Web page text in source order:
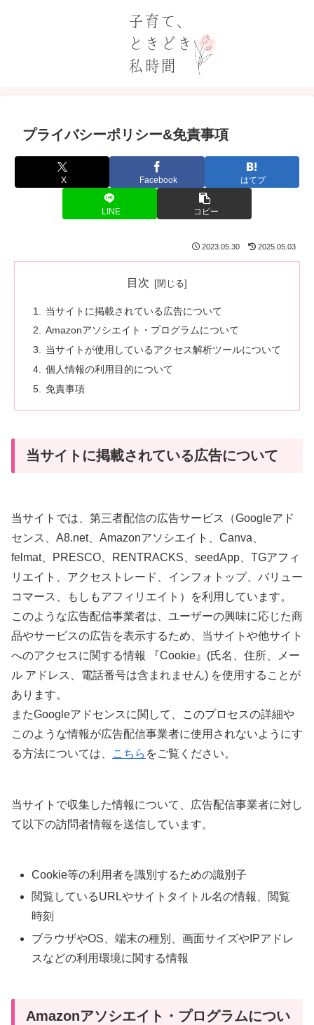
プライバシーポリシー&免責事項
X Facebook はてブ
LINE コピー
2023.05.30 2025.05.03
目次
当サイトに掲載されている広告について
Amazonアソシエイト・プログラムについて
当サイトが使用しているアクセス解析ツールについて
個人情報の利用目的について
免責事項
当サイトに掲載されている広告について
当サイトでは、第三者配信の広告サービス（Googleアド
センス、A8.net、Amazonアソシエイト、Canva、
felmat、PRESCO、RENTRACKS、seedApp、TGアフィ
リエイト、アクセストレード、インフォトップ、バリュー
コマース、もしもアフィリエイト）を利用しています。
このような広告配信事業者は、ユーザーの興味に応じた商
品やサービスの広告を表示するため、当サイトや他サイト
へのアクセスに関する情報 『Cookie』(氏名、住所、メー
ル アドレス、電話番号は含まれません) を使用することが
あります。
またGoogleアドセンスに関して、このプロセスの詳細や
このような情報が広告配信事業者に使用されないようにす
る方法については、
こちら をご覧ください。
当サイトで収集した情報について、広告配信事業者に対し
て以下の訪問者情報を送信しています。
Cookie等の利用者を識別するための識別子
閲覧しているURLやサイトタイトル名の情報、閲覧
時刻
ブラウザやOS、端末の種別、画面サイズやIPアドレ
スなどの利用環境に関する情報
Amazonアソシエイト・プログラムについ